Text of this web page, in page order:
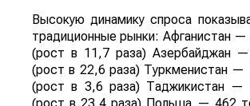
Высокую динамику спроса
традиционные рынки: Афганистан
(рост в 11,7 раза) Азербайджан
(рост в 22,6 раза) Туркменистан —
(рост в 3,6 раза) Таджикистан —